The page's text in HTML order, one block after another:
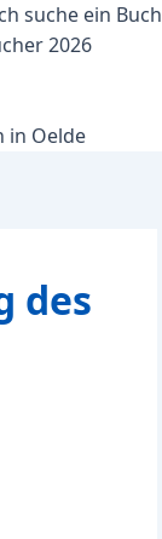
suche ein Buch
2026
in Oelde
des